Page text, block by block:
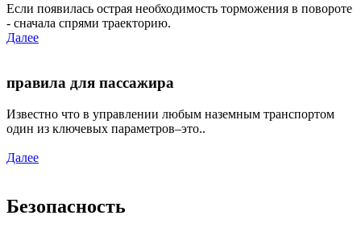
Если появилась острая необходимость торможения в повороте
- сначала спрями траекторию.
Далее
правила для пассажира
Известно что в управлении любым наземным транспортом
один из ключевых параметров–это..
Далее
Безопасность